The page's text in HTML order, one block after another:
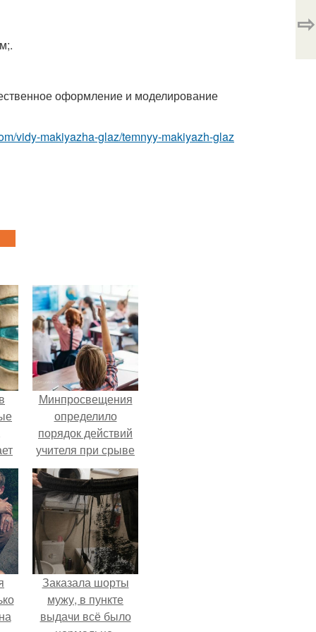
оформление и моделирование
vidy-makiyazha-glaz/temnyy-makiyazh-glaz
⇨
Минпросвещения
определило
порядок действий
учителя при срыве
урока.
Заказала шорты
мужу, в пункте
выдачи всё было